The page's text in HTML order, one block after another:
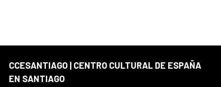
CCESANTIAGO | CENTRO CULTURAL DE ESPAÑA
EN SANTIAGO